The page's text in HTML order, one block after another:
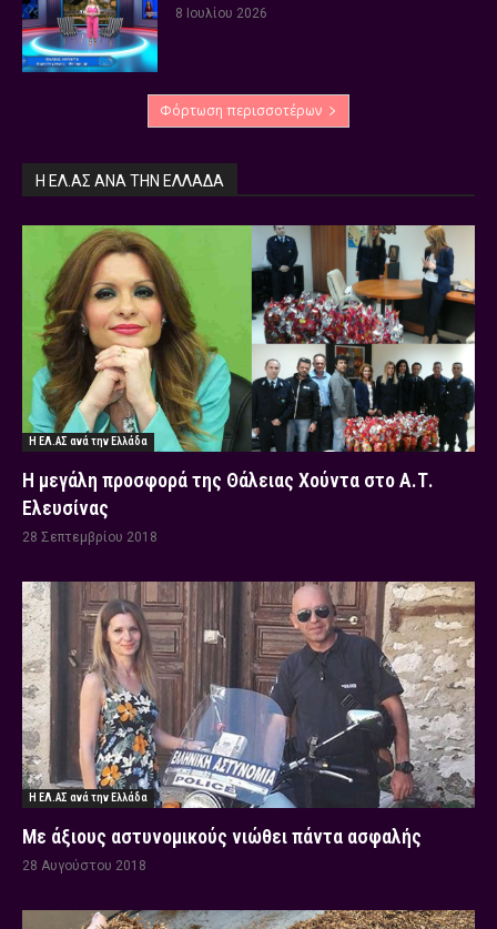
8 Ιουλίου 2026
Φόρτωση περισσοτέρων
Η ΕΛ.ΑΣ ΑΝΆ ΤΗΝ ΕΛΛΆΔΑ
Η ΕΛ.ΑΣ ανά την Ελλάδα
Η μεγάλη προσφορά της Θάλειας Χούντα στο Α.Τ.
Ελευσίνας
28 Σεπτεμβρίου 2018
Η ΕΛ.ΑΣ ανά την Ελλάδα
Με άξιους αστυνομικούς νιώθει πάντα ασφαλής
28 Αυγούστου 2018